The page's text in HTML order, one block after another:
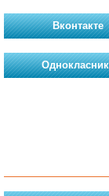
Вконтакте